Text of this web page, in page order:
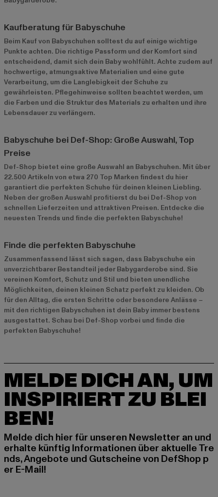
Kaufberatung für Babyschuhe
Beim Kauf von Babyschuhen solltest du auf einige wichtige
Punkte achten. Die richtige Passform und der Komfort sind
entscheidend, damit sich dein Baby wohlfühlt. Achte zudem auf
hochwertige, atmungsaktive Materialien und eine gute
Verarbeitung, um die Langlebigkeit der Schuhe zu
gewährleisten. Pflegehinweise sollten beachtet werden, um
die Farben und die Struktur des Materials zu erhalten und ihre
Lebensdauer zu verlängern.
Babyschuhe bei Def-Shop: Große Auswahl, Top
Preise
Def-Shop bietet eine große Auswahl an Babyschuhen. Mit über
22.500 Artikeln von etwa 270 Top Marken findest du hier
garantiert die perfekten Schuhe für deinen kleinen Liebling.
Neben der großen Auswahl profitierst du bei Def-Shop von
schnellen Lieferzeiten und attraktiven Preisen. Entdecke die
neuesten Trends und finde die perfekten Babyschuhe!
Finde die perfekten Babyschuhe
Zusammenfassend lässt sich sagen, dass Babyschuhe ein
unverzichtbarer Bestandteil jeder Babygarderobe sind. Sie
vereinen Komfort, Schutz und Stil und bieten unendliche
Möglichkeiten, deinen kleinen Schatz perfekt zu kleiden. Ob
für den Alltag, die ersten Schritte oder besondere Anlässe –
mit den richtigen Babyschuhen ist dein Baby immer bestens
ausgestattet. Schau bei Def-Shop vorbei und finde die
perfekten Babyschuhe!
MELDE DICH AN, UM
INSPIRIERT ZU BLEI
BEN!
Melde dich hier für unseren Newsletter an und
erhalte künftig Informationen über aktuelle Tre
nds, Angebote und Gutscheine von DefShop p
er E-Mail!